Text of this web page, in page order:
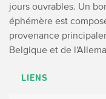
jours ouvrables. Un
éphémère est
provenance
Belgique et de
LIENS